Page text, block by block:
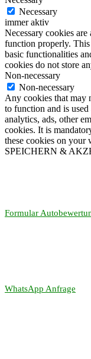
Necessary
immer aktiv
Necessary cookies
function properly.
basic functionalities
cookies do not store
Non-necessary
Non-necessary
Any cookies that may
to function and is
analytics, ads, other
cookies. It is
these cookies on your
SPEICHERN &
Formular
WhatsApp Anfrage